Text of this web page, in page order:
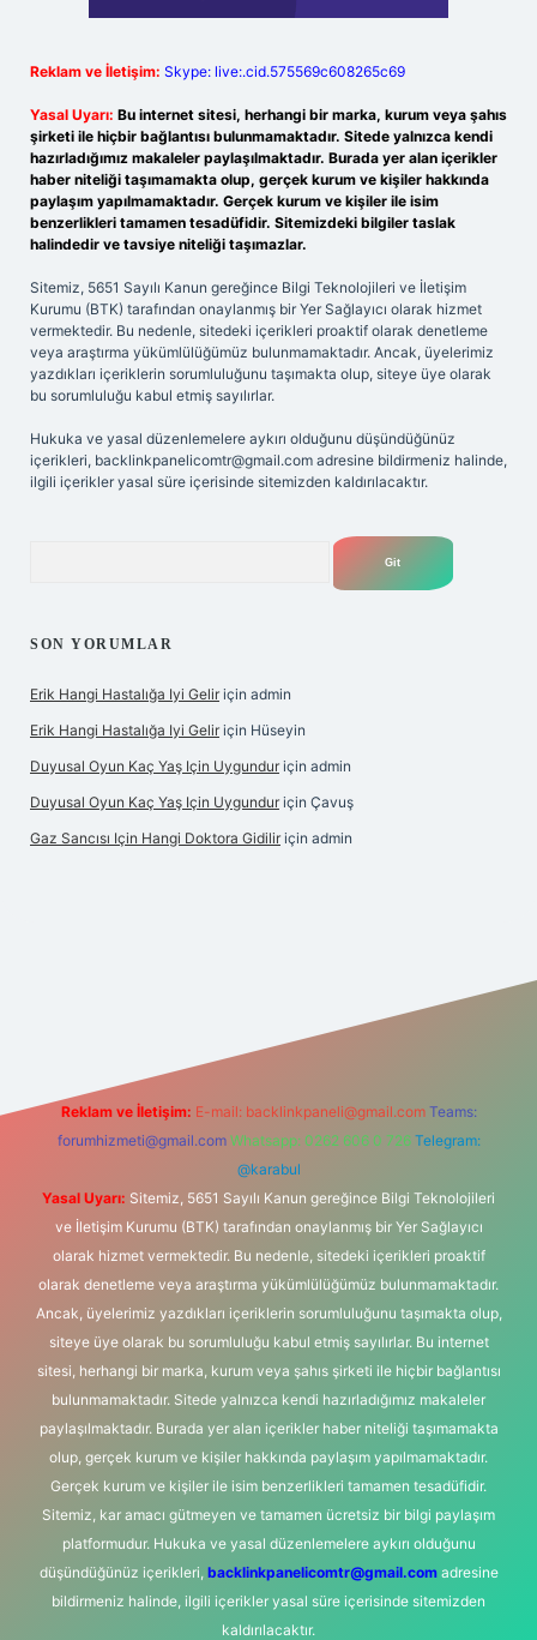
Reklam ve İletişim: Skype: live:.cid.575569c608265c69
Yasal Uyarı: Bu internet sitesi, herhangi bir marka, kurum veya şahıs
şirketi ile hiçbir bağlantısı bulunmamaktadır. Sitede yalnızca kendi
hazırladığımız makaleler paylaşılmaktadır. Burada yer alan içerikler
haber niteliği taşımamakta olup, gerçek kurum ve kişiler hakkında
paylaşım yapılmamaktadır. Gerçek kurum ve kişiler ile isim
benzerlikleri tamamen tesadüfidir. Sitemizdeki bilgiler taslak
halindedir ve tavsiye niteliği taşımazlar.
Sitemiz, 5651 Sayılı Kanun gereğince Bilgi Teknolojileri ve İletişim
Kurumu (BTK) tarafından onaylanmış bir Yer Sağlayıcı olarak hizmet
vermektedir. Bu nedenle, sitedeki içerikleri proaktif olarak denetleme
veya araştırma yükümlülüğümüz bulunmamaktadır. Ancak, üyelerimiz
yazdıkları içeriklerin sorumluluğunu taşımakta olup, siteye üye olarak
bu sorumluluğu kabul etmiş sayılırlar.
Hukuka ve yasal düzenlemelere aykırı olduğunu düşündüğünüz
içerikleri, backlinkpanelicomtr@gmail.com adresine bildirmeniz halinde,
ilgili içerikler yasal süre içerisinde sitemizden kaldırılacaktır.
SON YORUMLAR
Erik Hangi Hastalığa Iyi Gelir için admin
Erik Hangi Hastalığa Iyi Gelir için Hüseyin
Duyusal Oyun Kaç Yaş Için Uygundur için admin
Duyusal Oyun Kaç Yaş Için Uygundur için Çavuş
Gaz Sancısı Için Hangi Doktora Gidilir için admin
Reklam ve İletişim: E-mail: backlinkpaneli@gmail.com Teams:
forumhizmeti@gmail.com Whatsapp: 0262 606 0 726 Telegram:
@karabul
Yasal Uyarı: Sitemiz, 5651 Sayılı Kanun gereğince Bilgi Teknolojileri
ve İletişim Kurumu (BTK) tarafından onaylanmış bir Yer Sağlayıcı
olarak hizmet vermektedir. Bu nedenle, sitedeki içerikleri proaktif
olarak denetleme veya araştırma yükümlülüğümüz bulunmamaktadır.
Ancak, üyelerimiz yazdıkları içeriklerin sorumluluğunu taşımakta olup,
siteye üye olarak bu sorumluluğu kabul etmiş sayılırlar. Bu internet
sitesi, herhangi bir marka, kurum veya şahıs şirketi ile hiçbir bağlantısı
bulunmamaktadır. Sitede yalnızca kendi hazırladığımız makaleler
paylaşılmaktadır. Burada yer alan içerikler haber niteliği taşımamakta
olup, gerçek kurum ve kişiler hakkında paylaşım yapılmamaktadır.
Gerçek kurum ve kişiler ile isim benzerlikleri tamamen tesadüfidir.
Sitemiz, kar amacı gütmeyen ve tamamen ücretsiz bir bilgi paylaşım
platformudur. Hukuka ve yasal düzenlemelere aykırı olduğunu
düşündüğünüz içerikleri, backlinkpanelicomtr@gmail.comadresine
bildirmeniz halinde, ilgili içerikler yasal süre içerisinde sitemizden
kaldırılacaktır.